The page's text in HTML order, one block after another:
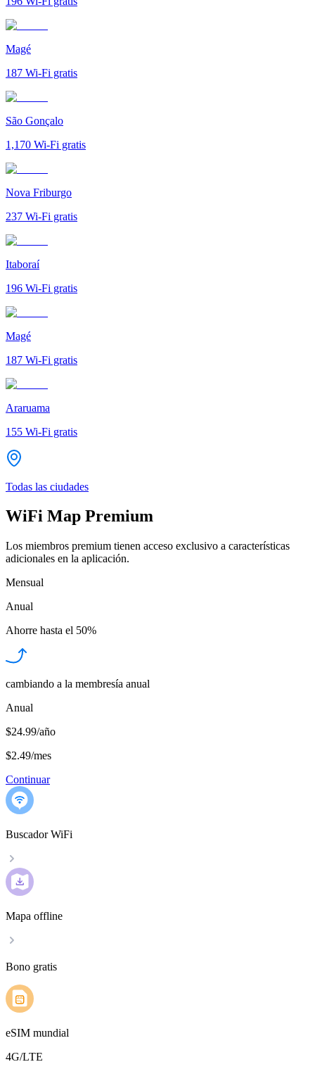
Magé
187 Wi-Fi gratis
São Gonçalo
1,170 Wi-Fi gratis
Nova Friburgo
237 Wi-Fi gratis
Itaboraí
196 Wi-Fi gratis
Magé
187 Wi-Fi gratis
Araruama
155 Wi-Fi gratis
Todas las ciudades
WiFi Map Premium
Los miembros premium tienen acceso exclusivo a características
adicionales en la aplicación.
Mensual
Anual
Ahorre hasta el 50%
cambiando a la membresía anual
Anual
$24.99/año
$2.49/mes
Continuar
Buscador WiFi
Mapa offline
Bono gratis
eSIM mundial
4G/LTE